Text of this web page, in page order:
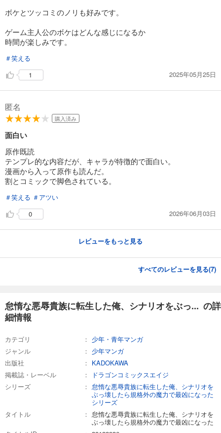
ボケとツッコミのノリも好みです。
ゲーム主人公のボケはどんな感じになるか
時間が楽しみです。
＃笑える
1
2025年05月25日
匿名
購入済み
面白い
原作既読
テンプレ的な内容だが、キャラが特徴的で面白い。
漫画から入って原作も読んだ。
割とコミックで脚色されている。
＃笑える ＃アツい
0
2026年06月03日
レビューをもっと見る
すべてのレビューを見る(7)
怠惰な悪辱貴族に転生した俺、シナリオをぶっ... の詳
細情報
カテゴリ
少年・青年マンガ
ジャンル
少年マンガ
出版社
KADOKAWA
掲載誌・レーベル
ドラゴンコミックスエイジ
シリーズ
怠惰な悪辱貴族に転生した俺、シナリオを
ぶっ壊したら規格外の魔力で最凶になった
シリーズ
タイトル
怠惰な悪辱貴族に転生した俺、シナリオを
ぶっ壊したら規格外の魔力で最凶になった